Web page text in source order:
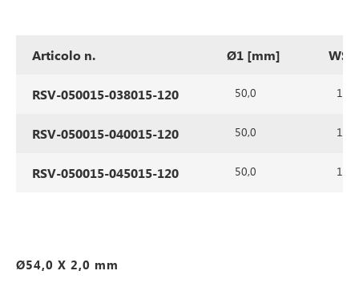
Articolo n. Ø1 [mm]
RSV-050015-038015-120 50,0 1,5
RSV-050015-040015-120 50,0 1,5
RSV-050015-045015-120 50,0 1,5
Ø54,0 X 2,0 mm